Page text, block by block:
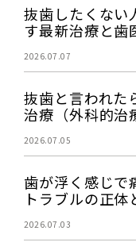
抜歯したくない
す最新治療と歯
2026.07.07
抜歯と言われた
治療（外科的治
2026.07.05
歯が浮く感じで
トラブルの正体
2026.07.03